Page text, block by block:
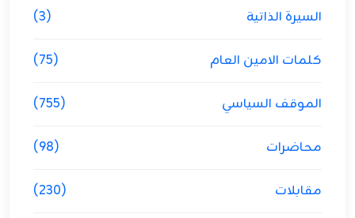
السيرة الذاتية (3)
كلمات الامين العام (75)
الموقف السياسي (755)
محاضرات (98)
مقابلات (230)